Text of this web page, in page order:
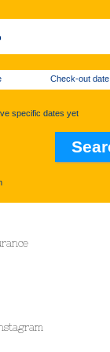
Check-out date
specific dates yet